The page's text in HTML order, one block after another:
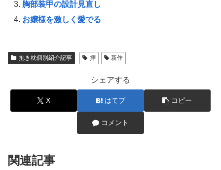
胸部装甲の設計見直し
お嬢様を激しく愛でる
抱き枕個別紹介記事 拝 新作
シェアする
X はてブ コピー
コメント
関連記事